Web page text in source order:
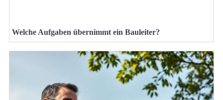
Welche Aufgaben übernimmt ein Bauleiter?